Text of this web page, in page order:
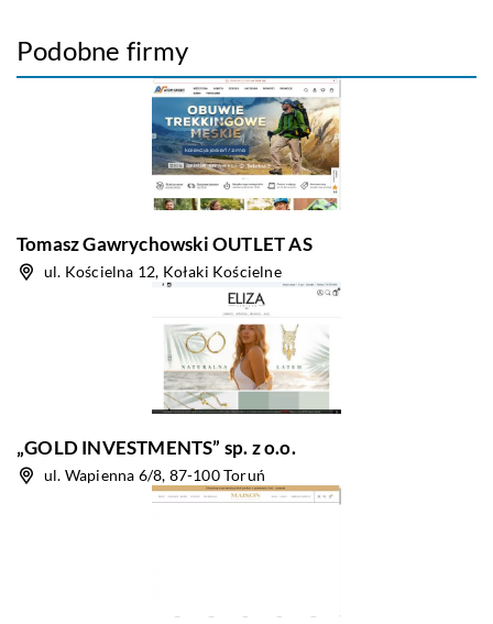
Podobne firmy
Tomasz Gawrychowski OUTLET AS
ul. Kościelna 12, Kołaki Kościelne
„GOLD INVESTMENTS” sp. z o.o.
ul. Wapienna 6/8, 87-100 Toruń